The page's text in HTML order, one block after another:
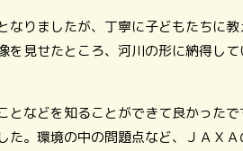
りましたが、丁寧に子どもたちに
見せたところ、河川の形に納得し
などを知ることができて良かった
。環境の中の問題点など、ＪＡＸ